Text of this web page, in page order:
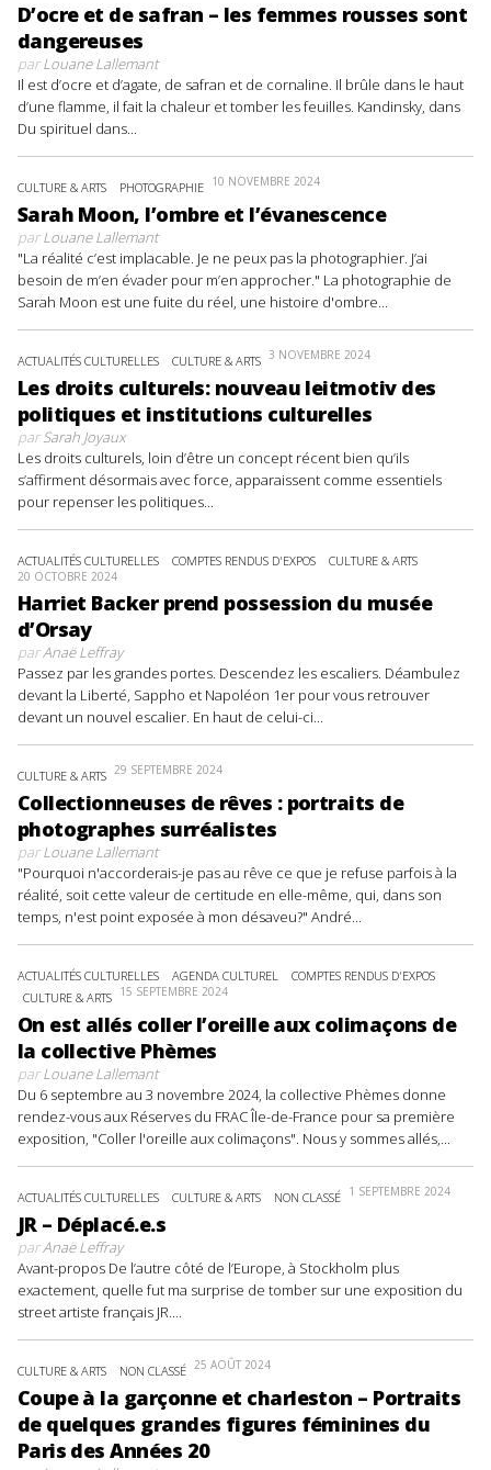
D’ocre et de safran – les femmes rousses sont
dangereuses
parLouane Lallemant
Il est d’ocre et d’agate, de safran et de cornaline. Il brûle dans le haut
d’une flamme, il fait la chaleur et tomber les feuilles. Kandinsky, dans
Du spirituel dans...
CULTURE & ARTS PHOTOGRAPHIE 10 NOVEMBRE 2024
Sarah Moon, l’ombre et l’évanescence
parLouane Lallemant
"La réalité c’est implacable. Je ne peux pas la photographier. J’ai
besoin de m’en évader pour m’en approcher." La photographie de
Sarah Moon est une fuite du réel, une histoire d'ombre...
ACTUALITÉS CULTURELLES CULTURE & ARTS 3 NOVEMBRE 2024
Les droits culturels: nouveau leitmotiv des
politiques et institutions culturelles
parSarah Joyaux
Les droits culturels, loin d’être un concept récent bien qu’ils
s’affirment désormais avec force, apparaissent comme essentiels
pour repenser les politiques...
ACTUALITÉS CULTURELLES COMPTES RENDUS D'EXPOS CULTURE & ARTS
20 OCTOBRE 2024
Harriet Backer prend possession du musée
d’Orsay
parAnaë Leffray
Passez par les grandes portes. Descendez les escaliers. Déambulez
devant la Liberté, Sappho et Napoléon 1er pour vous retrouver
devant un nouvel escalier. En haut de celui-ci...
CULTURE & ARTS 29 SEPTEMBRE 2024
Collectionneuses de rêves : portraits de
photographes surréalistes
parLouane Lallemant
"Pourquoi n'accorderais-je pas au rêve ce que je refuse parfois à la
réalité, soit cette valeur de certitude en elle-même, qui, dans son
temps, n'est point exposée à mon désaveu?" André...
ACTUALITÉS CULTURELLES AGENDA CULTUREL
COMPTES RENDUS D'EXPOS
CULTURE & ARTS 15 SEPTEMBRE 2024
On est allés coller l’oreille aux colimaçons de
la collective Phèmes
parLouane Lallemant
Du 6 septembre au 3 novembre 2024, la collective Phèmes donne
rendez-vous aux Réserves du FRAC Île-de-France pour sa première
exposition, "Coller l'oreille aux colimaçons". Nous y sommes allés,...
ACTUALITÉS CULTURELLES CULTURE & ARTS NON CLASSÉ 1 SEPTEMBRE 2024
JR – Déplacé.e.s
parAnaë Leffray
Avant-propos De l’autre côté de l’Europe, à Stockholm plus
exactement, quelle fut ma surprise de tomber sur une exposition du
street artiste français JR....
CULTURE & ARTS NON CLASSÉ 25 AOÛT 2024
Coupe à la garçonne et charleston – Portraits
de quelques grandes figures féminines du
Paris des Années 20